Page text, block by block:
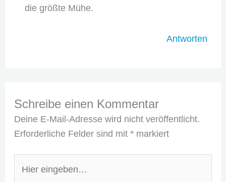
die größte Mühe.
Antworten
Schreibe einen Kommentar
Deine E-Mail-Adresse wird nicht veröffentlicht.
Erforderliche Felder sind mit* markiert
eingeben…